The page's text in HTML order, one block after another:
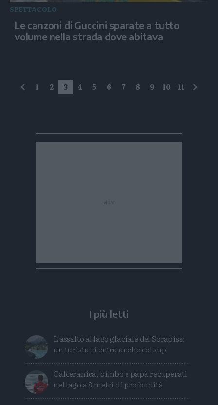
SPETTACOLO
Le canzoni di Guccini sparate a tutto
volume nella strada dove abitava
precedente
1 2 3 4 5 6 7 8 9 10 11
I più letti
L'assalto al lago glaciale del Sorapiss:
un turista ci entra anche col sup
Calceranica, bimbo e papà recuperati
nel lago a 8 metri di profondità